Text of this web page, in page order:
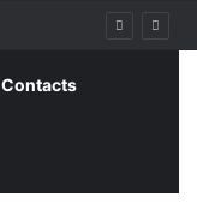
Contacts